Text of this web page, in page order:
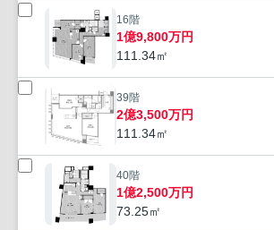
16階
1億9,800万円
111.34㎡
39階
2億3,500万円
111.34㎡
40階
1億2,500万円
73.25㎡